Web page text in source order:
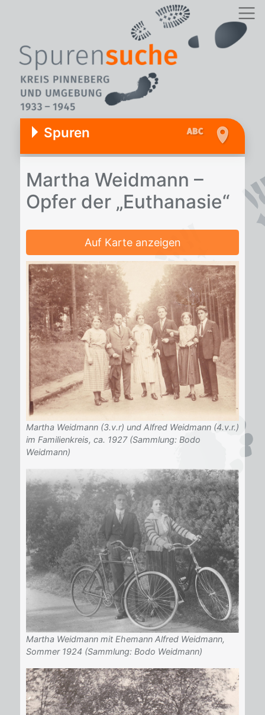
Spuren
Mar­tha Weid­mann –
Op­fer der „Eu­tha­na­sie“
Auf Karte anzeigen
Martha Weidmann (3.v.r) und Alfred Weidmann (4.v.r.)
im Familienkreis, ca. 1927 (Sammlung: Bodo
Weidmann)
Martha Weidmann mit Ehemann Alfred Weidmann,
Sommer 1924 (Sammlung: Bodo Weidmann)